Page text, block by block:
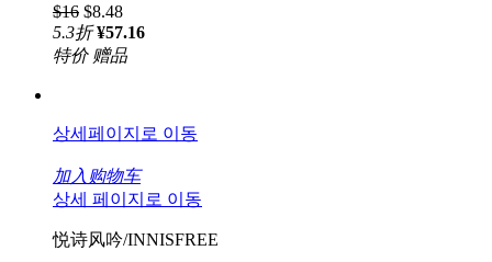
$16 $8.48
5.3折 ¥57.16
特价 赠品
상세페이지로 이동
加入购物车
상세 페이지로 이동
悦诗风吟/INNISFREE